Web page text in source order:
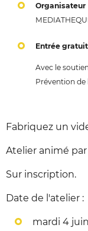
Organisateur
Entrée
Avec le
Prévention de
Fabriquez un
Atelier animé
Sur inscription.
Date de l'atelier :
mardi 4